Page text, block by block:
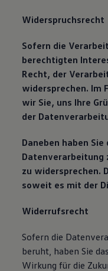
Widerspruchsrecht
Sofern die
berechtigten
Recht, der
widersprechen. Im
wir Sie, uns Ihre
der
Daneben haben
Datenverarbeitung
zu widersprechen.
soweit es mit der
Widerrufsrecht
Sofern die
beruht, haben Sie
Wirkung für die